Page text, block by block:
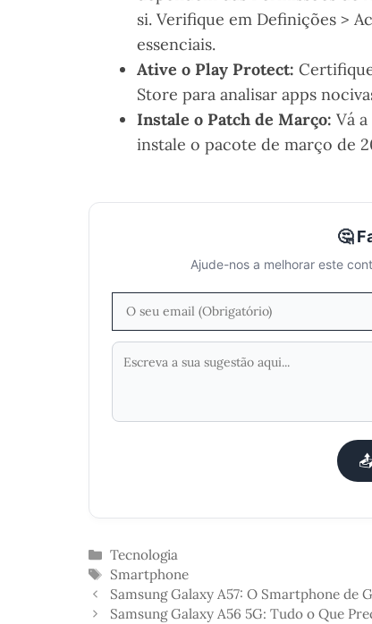
si. Verifique em Definições >
essenciais.
Ative o Play Protect:
Store para analisar apps
Instale o Patch de Março: Vá
instale o pacote de março de
🤔
Ajude-nos a melhorar este
Categorias
Tecnologia
Etiquetas
Smartphone
Samsung Galaxy A57: O Smartphone de
Samsung Galaxy A56 5G: Tudo o Que